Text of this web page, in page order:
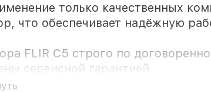
только качественных
что обеспечивает надёжную
FLIR С5 строго по
сервисной гарантией.